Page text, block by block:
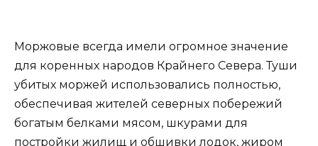
Моржовые всегда имели огромное значение
для коренных народов Крайнего Севера. Туши
убитых моржей использовались полностью,
обеспечивая жителей северных побережий
богатым белками мясом, шкурами для
постройки жилищ и обшивки лодок, жиром